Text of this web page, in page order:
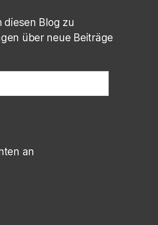
diesen Blog zu
über neue Beiträge
an